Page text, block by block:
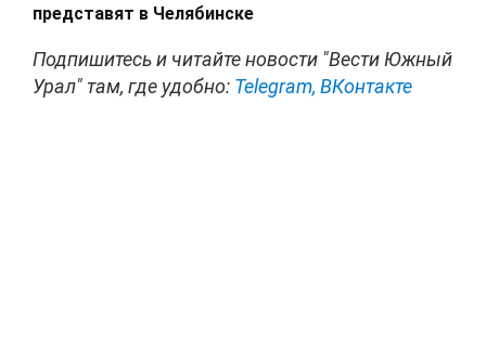
представят в Челябинске
Подпишитесь и читайте новости "Вести Южный
Урал" там, где удобно: Telegram, ВКонтакте